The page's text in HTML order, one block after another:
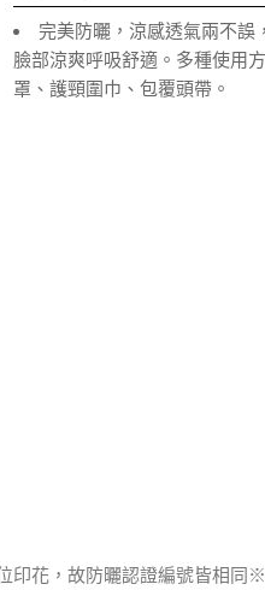
完美防曬，涼感透氣兩不誤
臉部涼爽呼吸舒適。多種使用
罩、護頸圍巾、包覆頭帶。
印花，故防曬認證編號皆相同※